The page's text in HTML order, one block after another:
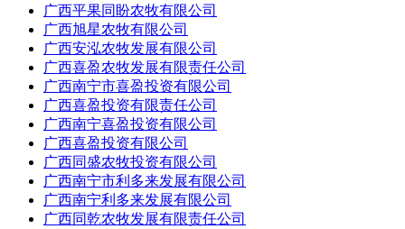
广西平果同盼农牧有限公司
广西旭星农牧有限公司
广西安泓农牧发展有限公司
广西喜盈农牧发展有限责任公司
广西南宁市喜盈投资有限公司
广西喜盈投资有限责任公司
广西南宁喜盈投资有限公司
广西喜盈投资有限公司
广西同盛农牧投资有限公司
广西南宁市利多来发展有限公司
广西南宁利多来发展有限公司
广西同乾农牧发展有限责任公司